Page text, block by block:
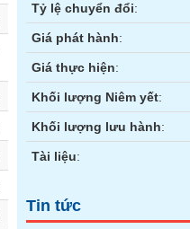
Tỷ lệ chuyển đổi:
Giá phát hành:
Giá thực hiện:
Khối lượng Niêm yết:
Khối lượng lưu hành:
Tài liệu:
Tin tức